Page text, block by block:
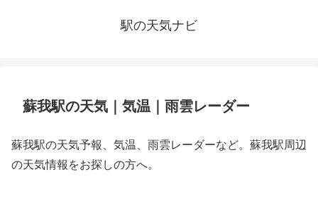
駅の天気ナビ
蘇我駅の天気｜気温｜雨雲レーダー
蘇我駅の天気予報、気温、雨雲レーダーなど。蘇我駅周辺
の天気情報をお探しの方へ。